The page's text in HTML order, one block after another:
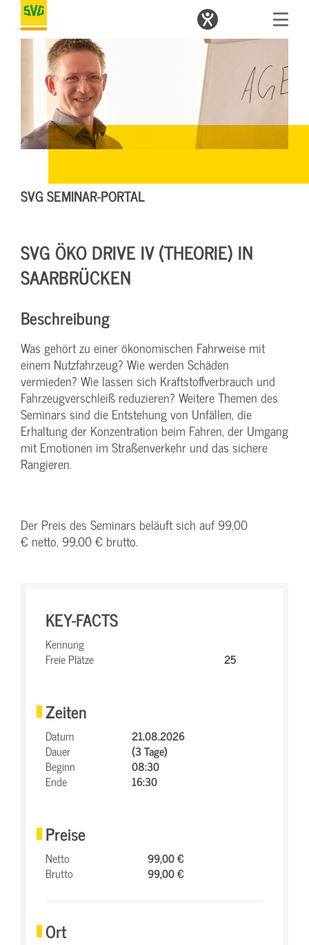
SVG SEMINAR-PORTAL
SVG ÖKO DRIVE IV (THEORIE) IN
SAARBRÜCKEN
Beschreibung
Was gehört zu einer ökonomischen Fahrweise mit
einem Nutzfahrzeug? Wie werden Schäden
vermieden? Wie lassen sich Kraftstoffverbrauch und
Fahrzeugverschleiß reduzieren? Weitere Themen des
Seminars sind die Entstehung von Unfällen, die
Erhaltung der Konzentration beim Fahren, der Umgang
mit Emotionen im Straßenverkehr und das sichere
Rangieren.
Der Preis des Seminars beläuft sich auf 99,00
€ netto, 99,00 € brutto.
KEY-FACTS
Kennung
Freie Plätze
25
Zeiten
Datum
21.08.2026
Dauer
(3 Tage)
Beginn
08:30
Ende
16:30
Preise
Netto
99,00 €
Brutto
99,00 €
Ort